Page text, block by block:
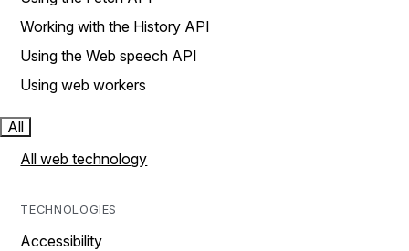
Working with the History API
Using the Web speech API
Using web workers
All
All web technology
TECHNOLOGIES
Accessibility